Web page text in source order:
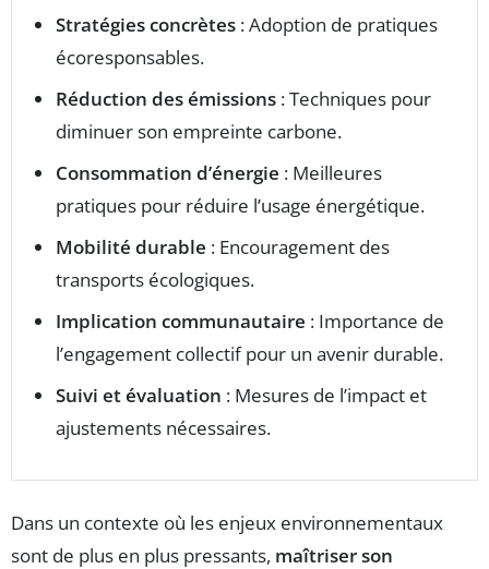
Stratégies concrètes : Adoption de pratiques
écoresponsables.
Réduction des émissions : Techniques pour
diminuer son empreinte carbone.
Consommation d’énergie : Meilleures
pratiques pour réduire l’usage énergétique.
Mobilité durable : Encouragement des
transports écologiques.
Implication communautaire : Importance de
l’engagement collectif pour un avenir durable.
Suivi et évaluation : Mesures de l’impact et
ajustements nécessaires.
Dans un contexte où les enjeux environnementaux
sont de plus en plus pressants, maîtriser son